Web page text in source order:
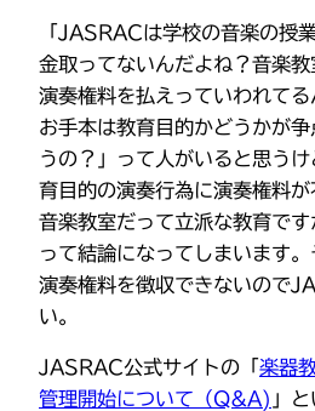
「JASRACは学校の音楽の授
金取ってないんだよね？音楽
演奏権料を払えっていわれて
お手本は教育目的かどうかが
うの？」って人がいると思う
育目的の演奏行為に演奏権料が
音楽教室だって立派な教育で
って結論になってしまいます
演奏権料を徴収できないので
い。
JASRAC公式サイトの「 楽器
管理開始について（Q&A) 」